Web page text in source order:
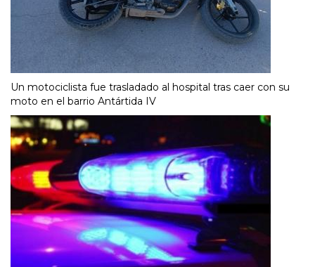
Un motociclista fue trasladado al hospital tras caer con su
moto en el barrio Antártida IV